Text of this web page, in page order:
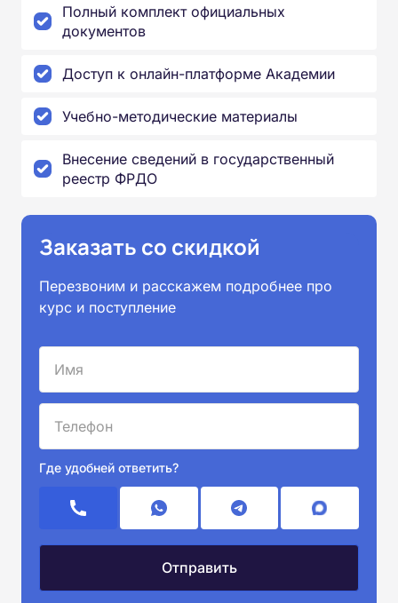
Полный комплект официальных
документов
Доступ к онлайн-платформе Академии
Учебно-методические материалы
Внесение сведений в государственный
реестр ФРДО
Заказать со скидкой
Перезвоним и расскажем подробнее про
курс и поступление
Где удобней ответить?